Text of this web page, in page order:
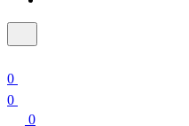
0
0
0